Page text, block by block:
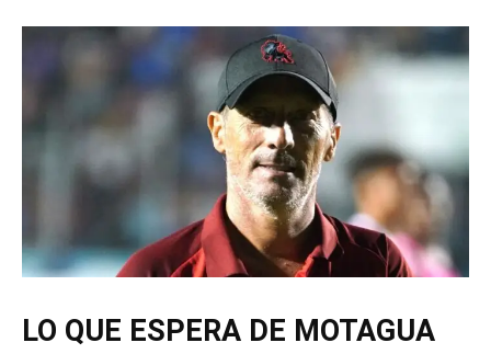
LO QUE ESPERA DE MOTAGUA